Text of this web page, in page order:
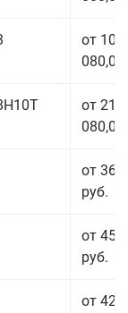
от 103
080,00
от 212
080,00
от 36
руб.
от 45
руб.
от 42